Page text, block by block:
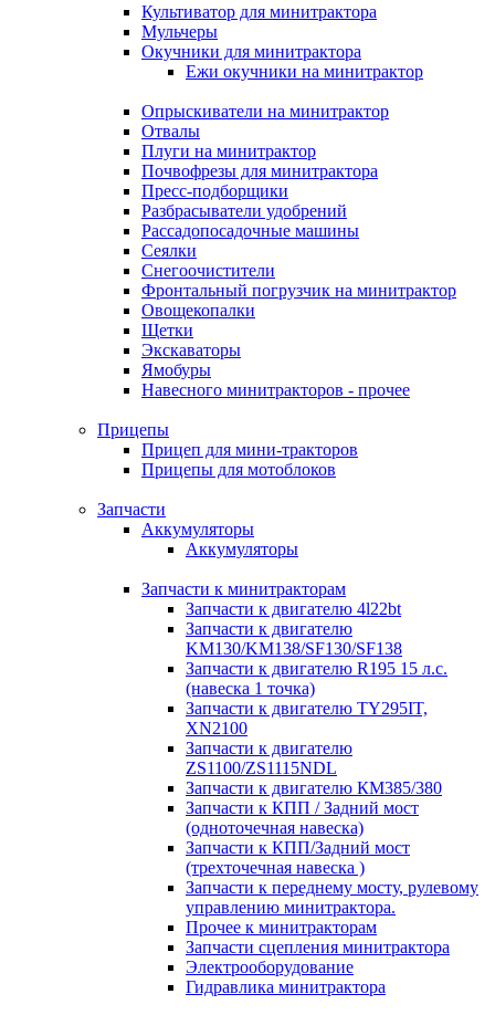
Культиватор для минитрактора
Мульчеры
Окучники для минитрактора
Ежи окучники на минитрактор
Опрыскиватели на минитрактор
Отвалы
Плуги на минитрактор
Почвофрезы для минитрактора
Пресс-подборщики
Разбрасыватели удобрений
Рассадопосадочные машины
Сеялки
Снегоочистители
Фронтальный погрузчик на минитрактор
Овощекопалки
Щетки
Экскаваторы
Ямобуры
Навесного минитракторов - прочее
Прицепы
Прицеп для мини-тракторов
Прицепы для мотоблоков
Запчасти
Аккумуляторы
Аккумуляторы
Запчасти к минитракторам
Запчасти к двигателю 4l22bt
Запчасти к двигателю
KM130/KM138/SF130/SF138
Запчасти к двигателю R195 15 л.с.
(навеска 1 точка)
Запчасти к двигателю TY295IT,
XN2100
Запчасти к двигателю
ZS1100/ZS1115NDL
Запчасти к двигателю КМ385/380
Запчасти к КПП / Задний мост
(одноточечная навеска)
Запчасти к КПП/Задний мост
(трехточечная навеска )
Запчасти к переднему мосту, рулевому
управлению минитрактора.
Прочее к минитракторам
Запчасти сцепления минитрактора
Электрооборудование
Гидравлика минитрактора